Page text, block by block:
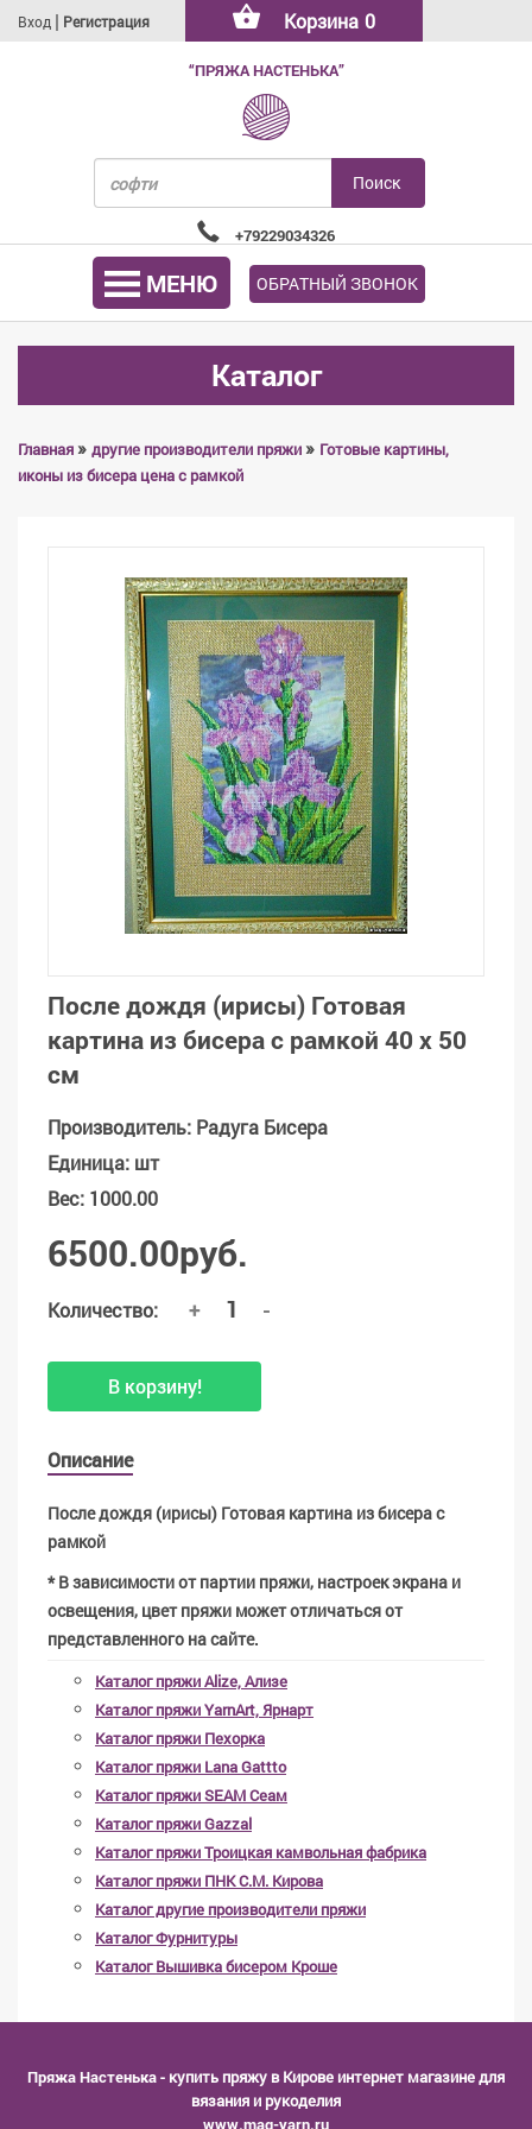
Вход | Регистрация Корзина 0
“ПРЯЖА НАСТЕНЬКА”
+79229034326
МЕНЮ ОБРАТНЫЙ ЗВОНОК
Каталог
Главная» другие производители пряжи» Готовые картины,
иконы из бисера цена с рамкой
После дождя (ирисы) Готовая
картина из бисера с рамкой 40 х 50
см
Производитель: Радуга Бисера
Единица: шт
Вес: 1000.00
6500.00руб.
Количество: + -
В корзину!
Описание
После дождя (ирисы) Готовая картина из бисера с
рамкой
* В зависимости от партии пряжи, настроек экрана и
освещения, цвет пряжи может отличаться от
представленного на сайте.
Каталог пряжи Alize, Ализе
Каталог пряжи YarnArt, Ярнарт
Каталог пряжи Пехорка
Каталог пряжи Lana Gattto
Каталог пряжи SEAM Сеам
Каталог пряжи Gazzal
Каталог пряжи Троицкая камвольная фабрика
Каталог пряжи ПНК С.М. Кирова
Каталог другие производители пряжи
Каталог Фурнитуры
Каталог Вышивка бисером Кроше
Пряжа Настенька- купить пряжу в Кирове интернет магазине для
вязания и рукоделия
www.mag-yarn.ru